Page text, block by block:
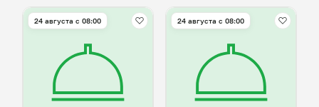
24 августа с 08:00 24 августа с 08:00